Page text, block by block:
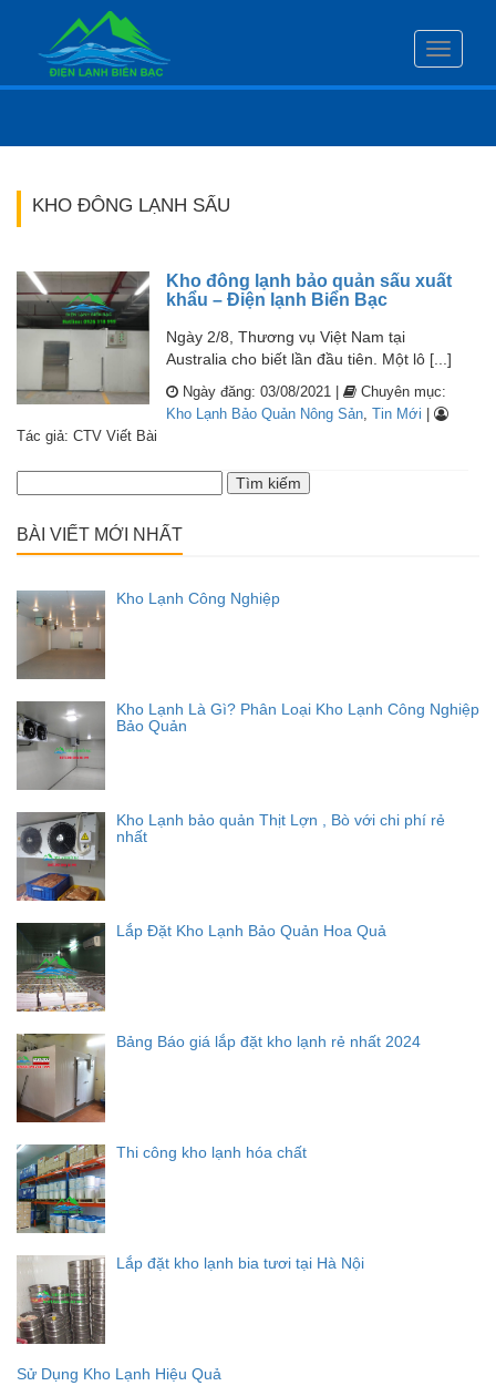
Toggle
KHO ĐÔNG LẠNH SẤU
Kho đông lạnh bảo quản sấu xuất
khẩu – Điện lạnh Biển Bạc
Ngày 2/8, Thương vụ Việt Nam tại
Australia cho biết lần đầu tiên. Một lô [...]
Ngày đăng: 03/08/2021 |
Chuyên mục:
Kho Lạnh Bảo Quản Nông Sản, Tin Mới
Tác giả: CTV Viết Bài
kiếm
BÀI VIẾT MỚI NHẤT
Kho Lạnh Công Nghiệp
Kho Lạnh Là Gì? Phân Loại Kho Lạnh Công Nghiệp
Bảo Quản
Kho Lạnh bảo quản Thịt Lợn , Bò với chi phí rẻ
nhất
Lắp Đặt Kho Lạnh Bảo Quản Hoa Quả
Bảng Báo giá lắp đặt kho lạnh rẻ nhất 2024
Thi công kho lạnh hóa chất
Lắp đặt kho lạnh bia tươi tại Hà Nội
Sử Dụng Kho Lạnh Hiệu Quả